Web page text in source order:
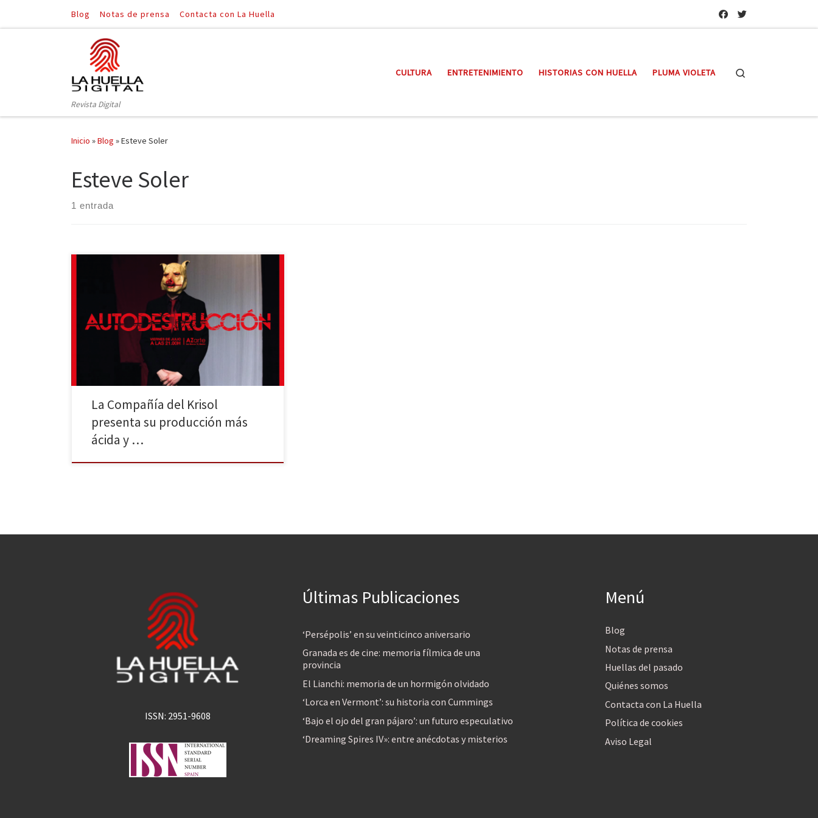
Saltar al contenido
Blog Notas de prensa Contacta con La Huella
Revista Digital
CULTURA ENTRETENIMIENTO HISTORIAS CON HUELLA PLUMA VIOLETA
Inicio »Blog »Esteve Soler
Esteve Soler
1 entrada
La Sala AZarte presentará el próximo viernes el último
pase de Autodestrucción tras colgar el cartel de
«completo» en los tres anteriores. La nueva obra de La
Compañía del Krisol está basada en parte de la trilogía
de Esteve Soler; Contra el progreso y Contra el amor.
La Compañía del Krisol
presenta su producción más
ácida y …
ISSN: 2951-9608
Últimas Publicaciones
‘Persépolis’ en su veinticinco aniversario
Granada es de cine: memoria fílmica de una
provincia
El Lianchi: memoria de un hormigón olvidado
‘Lorca en Vermont’: su historia con Cummings
‘Bajo el ojo del gran pájaro’: un futuro especulativo
‘Dreaming Spires IV»: entre anécdotas y misterios
Menú
Blog
Notas de prensa
Huellas del pasado
Quiénes somos
Contacta con La Huella
Política de cookies
Aviso Legal